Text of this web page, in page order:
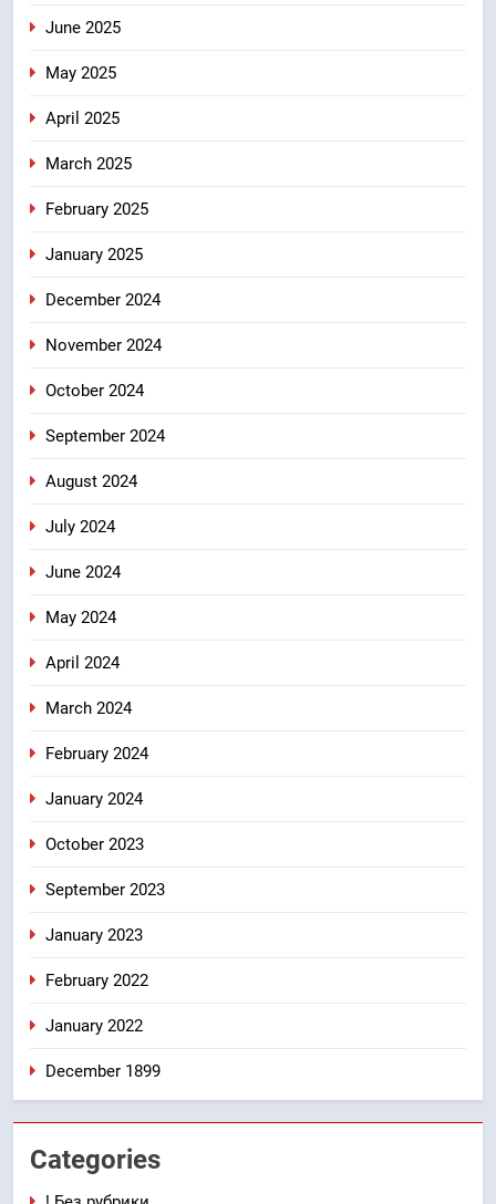
June 2025
May 2025
April 2025
March 2025
February 2025
January 2025
December 2024
November 2024
October 2024
September 2024
August 2024
July 2024
June 2024
May 2024
April 2024
March 2024
February 2024
January 2024
October 2023
September 2023
January 2023
February 2022
January 2022
December 1899
Categories